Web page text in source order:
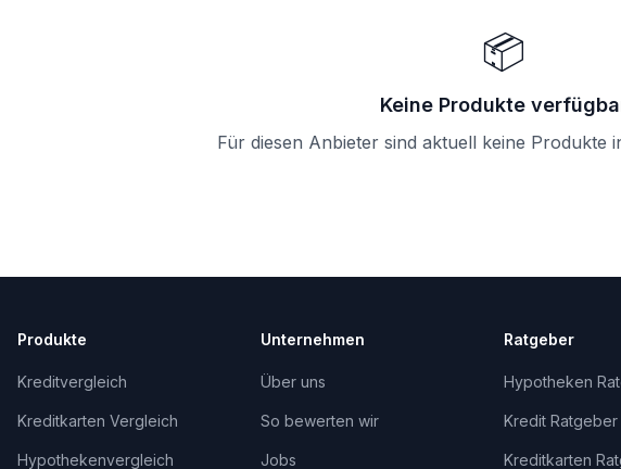
📦
Keine Produkte
Für diesen Anbieter sind aktuell keine Produkte
Produkte
Kreditvergleich
Kreditkarten Vergleich
Hypothekenvergleich
Unternehmen
Über uns
So bewerten wir
Jobs
Ratgeber
Hypotheken
Kredit Ratgeber
Kreditkarten